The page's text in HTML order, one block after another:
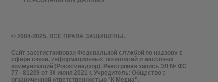
© 2004-2025. ВСЕ ПРАВА ЗАЩИЩЕНЫ.
Сайт зарегистрирован Федеральной службой по надзору в
сфере связи, информационных технологий и массовых
коммуникаций (Роскомнадзор). Реестровая запись ЭЛ № ФС
77 - 81209 от 30 июня 2021 г. Учредитель: Общество с
ограниченной ответственностью "К Медиа".